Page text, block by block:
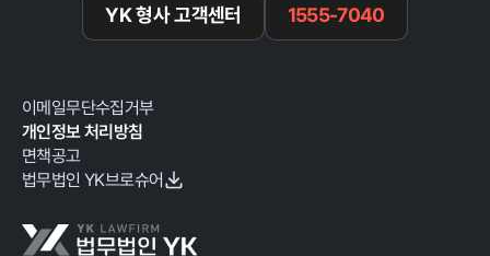
YK 형사 고객센터 1555-7040
이메일무단수집거부
개인정보 처리방침
면책공고
법무법인 YK브로슈어